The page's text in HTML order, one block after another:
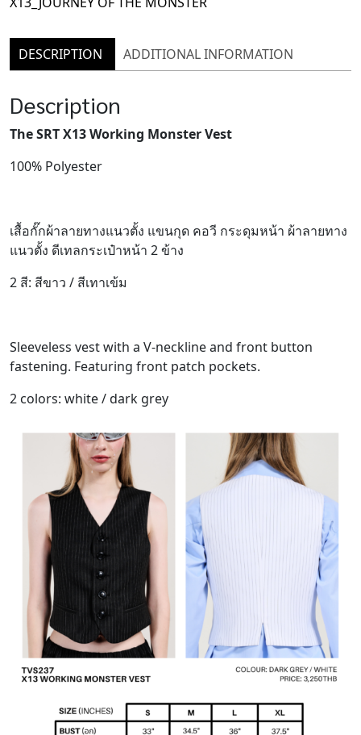
(TVS237)
DESCRIPTION ADDITIONAL INFORMATION
Description
The SRT X13 Working Monster Vest
100% Polyester
เสื้อกั๊กผ้าลายทางแนวตั้ง แขนกุด คอวี กระดุมหน้า ผ้าลายทาง
แนวตั้ง ดีเทลกระเป๋าหน้า 2 ข้าง
2 สี: สีขาว / สีเทาเข้ม
Sleeveless vest with a V-neckline and front button
fastening. Featuring front patch pockets.
2 colors: white / dark grey